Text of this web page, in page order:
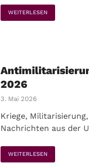
WEITERLESEN
2026
3. Mai 2026
Kriege,
Nachrichten aus der
WEITERLESEN